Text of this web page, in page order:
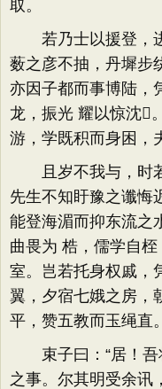
取。
若乃士以援登，进
薮之彦不抽，丹墀步
亦因子都而事博陆，
龙，振光 耀以惊沈
游，学既积而身困，
且岁不我与，时若
先生不知盱豫之谶悔
能登海湄而抑东流之
曲畏为 梏，儒学自
室。岂若托身权戚，
翼，夕宿七娥之房，
平，赞五教而玉绳直
束子曰：“居！吾
之事。尔其明受余讯